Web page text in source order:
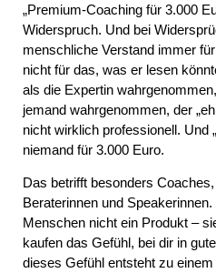
„Premium-Coaching für 3.000
Widerspruch. Und bei
menschliche Verstand immer
nicht für das, was er lesen
als die Expertin
jemand wahrgenommen, der
nicht wirklich professionell. Und
niemand für 3.000 Euro.
Das betrifft besonders
Beraterinnen und
Menschen nicht ein Produkt –
kaufen das Gefühl, bei dir in
dieses Gefühl entsteht zu